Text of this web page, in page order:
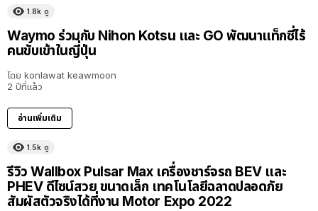
1.8k ดู
Waymo ร่วมกับ Nihon Kotsu และ GO พัฒนาแท็กซี่ไร้
คนขับเข้าในญี่ปุ่น
โดย konlawat keawmoon
2 ปีที่แล้ว
อ่านเพิ่มเติม
1.5k ดู
รีวิว Wallbox Pulsar Max เครื่องชาร์จรถ BEV และ
PHEV ดีไซน์สวย ขนาดเล็ก เทคโนโลยีฉลาดปลอดภัย
สัมผัสตัวจริงได้ที่งาน Motor Expo 2022